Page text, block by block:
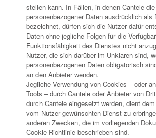
stellen kann. In Fällen, in denen Cantele
personenbezogener Daten ausdrücklich als
bezeichnet, dürfen sich die Nutzer dafür
Daten ohne jegliche Folgen für die
Funktionsfähigkeit des Dienstes nicht
Nutzer, die sich darüber im Unklaren sind,
personenbezogenen Daten obligatorisch
an den Anbieter wenden.
Jegliche Verwendung von Cookies – oder
Tools – durch Cantele oder Anbieter von
durch Cantele eingesetzt werden, dient
vom Nutzer gewünschten Dienst zu
anderen Zwecken, die im vorliegenden
Cookie-Richtlinie beschrieben sind.